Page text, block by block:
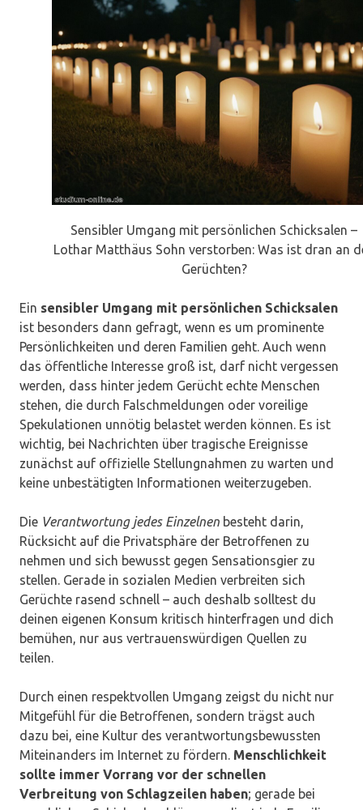
Sensibler Umgang mit persönlichen Schicksalen –
Lothar Matthäus Sohn verstorben: Was ist dran an
Gerüchten?
Ein sensibler Umgang mit persönlichen Schicksalen
ist besonders dann gefragt, wenn es um prominente
Persönlichkeiten und deren Familien geht. Auch wenn
das öffentliche Interesse groß ist, darf nicht vergessen
werden, dass hinter jedem Gerücht echte Menschen
stehen, die durch Falschmeldungen oder voreilige
Spekulationen unnötig belastet werden können. Es ist
wichtig, bei Nachrichten über tragische Ereignisse
zunächst auf offizielle Stellungnahmen zu warten und
keine unbestätigten Informationen weiterzugeben.
Die Verantwortung jedes Einzelnen besteht darin,
Rücksicht auf die Privatsphäre der Betroffenen zu
nehmen und sich bewusst gegen Sensationsgier zu
stellen. Gerade in sozialen Medien verbreiten sich
Gerüchte rasend schnell – auch deshalb solltest du
deinen eigenen Konsum kritisch hinterfragen und dich
bemühen, nur aus vertrauenswürdigen Quellen zu
teilen.
Durch einen respektvollen Umgang zeigst du nicht nur
Mitgefühl für die Betroffenen, sondern trägst auch
dazu bei, eine Kultur des verantwortungsbewussten
Miteinanders im Internet zu fördern. Menschlichkeit
sollte immer Vorrang vor der schnellen
Verbreitung von Schlagzeilen haben; gerade bei